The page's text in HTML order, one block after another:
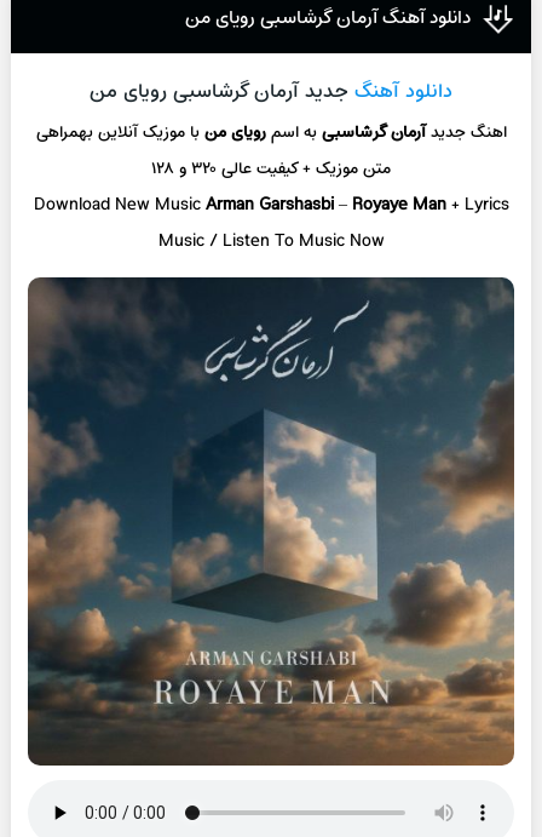
دانلود آهنگ آرمان گرشاسبی رویای من
دانلود آهنگ جدید آرمان گرشاسبی رویای من
اهنگ جدیدآرمان گرشاسبیبه اسمرویای منبا موزیک آنلاینبهمراهی
متن موزیک + کیفیت عالی ۳۲۰ و ۱۲۸
Download New MusicArman Garshasbi–Royaye Man+ Lyrics
Music / Listen To Music Now